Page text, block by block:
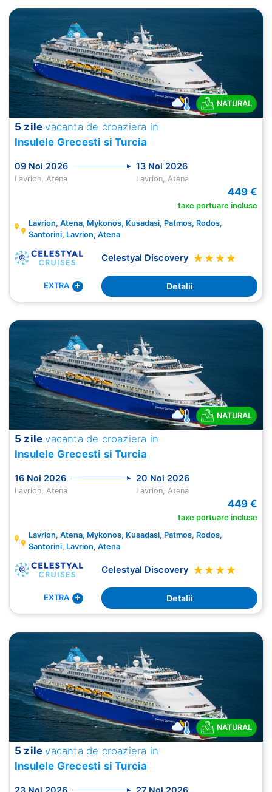
NATURAL
5 zile vacanta de croaziera in
Insulele Grecesti si Turcia
09 Noi 2026 13 Noi 2026
Lavrion, Atena Lavrion, Atena
449 €
taxe portuare incluse
Lavrion, Atena, Mykonos, Kusadasi, Patmos, Rodos,
Santorini, Lavrion, Atena
Celestyal Discovery
EXTRA Detalii
NATURAL
5 zile vacanta de croaziera in
Insulele Grecesti si Turcia
16 Noi 2026 20 Noi 2026
Lavrion, Atena Lavrion, Atena
449 €
taxe portuare incluse
Lavrion, Atena, Mykonos, Kusadasi, Patmos, Rodos,
Santorini, Lavrion, Atena
Celestyal Discovery
EXTRA Detalii
NATURAL
5 zile vacanta de croaziera in
Insulele Grecesti si Turcia
23 Noi 2026 27 Noi 2026